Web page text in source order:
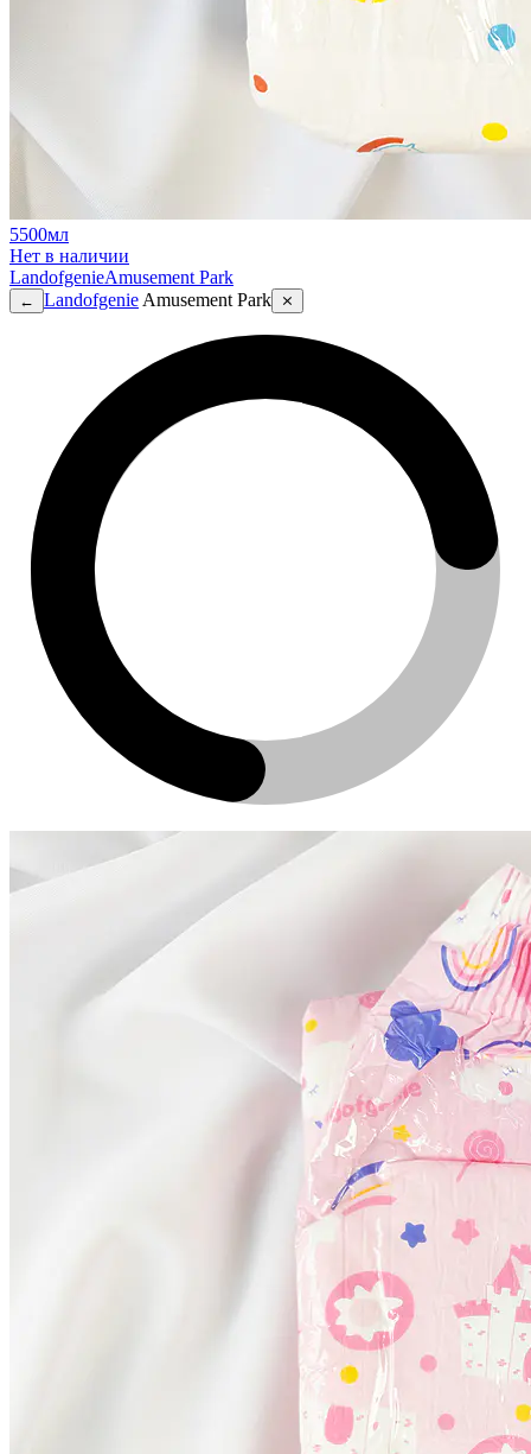
5500мл
Нет в наличии
LandofgenieAmusement Park
← LandofgenieAmusement Park ⨯